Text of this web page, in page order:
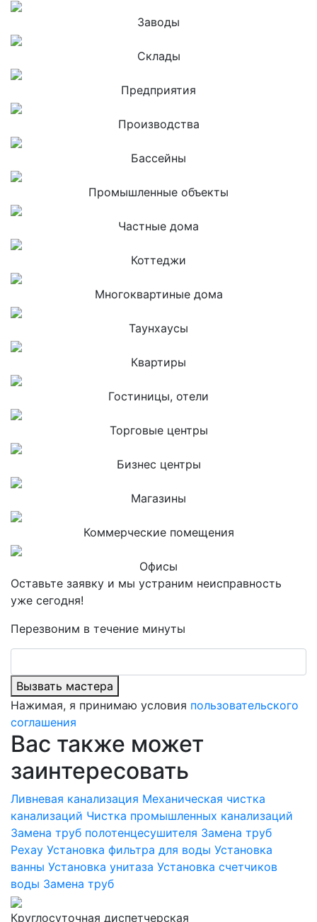
Заводы
Склады
Предприятия
Производства
Бассейны
Промышленные объекты
Частные дома
Коттеджи
Многоквартиные дома
Таунхаусы
Квартиры
Гостиницы, отели
Торговые центры
Бизнес центры
Магазины
Коммерческие помещения
Офисы
Оставьте заявку и мы устраним неисправность
уже сегодня!
Перезвоним в течение минуты
Вызвать мастера
Нажимая, я принимаю условия пользовательского
соглашения
Вас также может
заинтересовать
Ливневая канализация Механическая чистка
канализаций Чистка промышленных канализаций
Замена труб полотенцесушителя Замена труб
Рехау Установка фильтра для воды Установка
ванны Установка унитаза Установка счетчиков
воды Замена труб
Круглосуточная диспетчерская